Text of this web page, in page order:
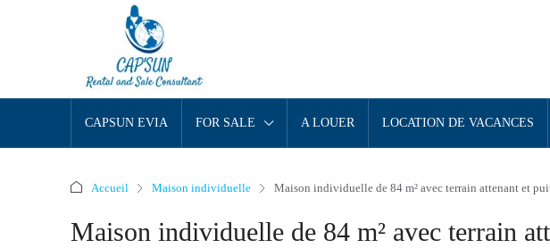
CAPSUN EVIA FOR SALE A LOUER LOCATION DE VACANCES
Accueil Maison individuelle Maison individuelle de 84 m² avec terrain attenant et
Maison individuelle de 84 m² avec terrain